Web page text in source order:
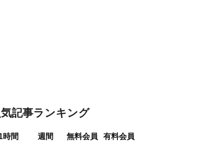
記事ランキング
時間 週間 無料会員 有料会員